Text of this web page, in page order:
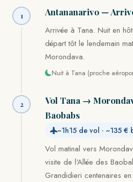
1
Antananarivo —
Arrivée à Tana. Nuit en
départ tôt le lendemain
Morondava.
Nuit à Tana (proche
2
Vol Tana →
Baobabs
~1h15 de vol · ~135 €
Vol matinal vers
visite de l'Allée des
Grandidieri centenaires